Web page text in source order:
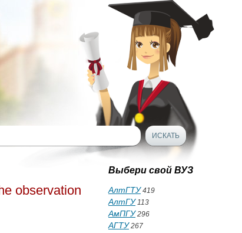
observation
Выбери свой ВУЗ
АлтГТУ419
АлтГУ113
АмПГУ296
АГТУ267